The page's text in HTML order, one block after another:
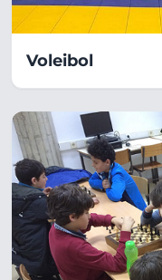
Voleibol